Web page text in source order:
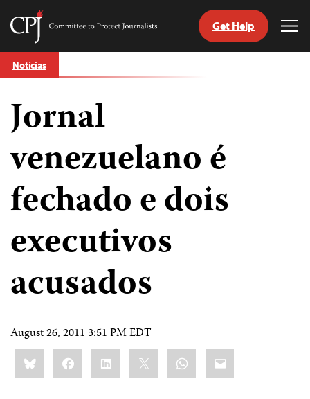
Skip
to
Committee
Journalists
Get Help
Notícias
Jornal
venezuelano é
fechado e dois
executivos
acusados
August 26, 2011 3:51 PM EDT
Share
this:BlueskyFacebookLinkedIn WhatsApp
Email